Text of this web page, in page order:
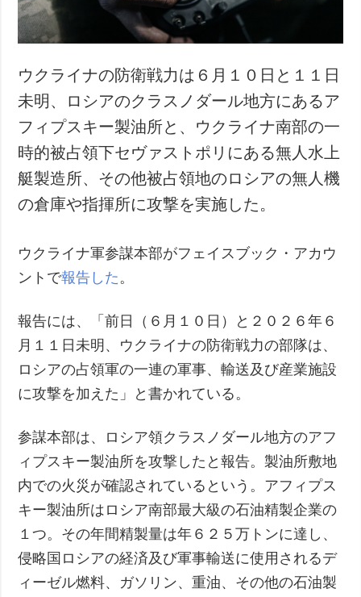
ウクライナの防衛戦力は６月１０日と１１日
未明、ロシアのクラスノダール地方にあるア
フィプスキー製油所と、ウクライナ南部の一
時的被占領下セヴァストポリにある無人水上
艇製造所、その他被占領地のロシアの無人機
の倉庫や指揮所に攻撃を実施した。
ウクライナ軍参謀本部がフェイスブック・アカウ
ントで報告した。
報告には、「前日（６月１０日）と２０２６年６
月１１日未明、ウクライナの防衛戦力の部隊は、
ロシアの占領軍の一連の軍事、輸送及び産業施設
に攻撃を加えた」と書かれている。
参謀本部は、ロシア領クラスノダール地方のアフ
ィプスキー製油所を攻撃したと報告。製油所敷地
内での火災が確認されているという。アフィプス
キー製油所はロシア南部最大級の石油精製企業の
１つ。その年間精製量は年６２５万トンに達し、
侵略国ロシアの経済及び軍事輸送に使用されるデ
ィーゼル燃料、ガソリン、重油、その他の石油製